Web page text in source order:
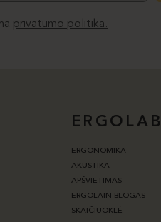
privatumo politika.
ERGOLAB
ERGONOMIKA
AKUSTIKA
APŠVIETIMAS
ERGOLAIN BLOGAS
SKAIČIUOKLĖ